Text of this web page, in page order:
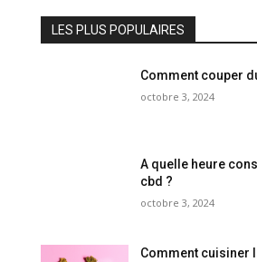
LES PLUS POPULAIRES
Comment couper
octobre 3, 2024
A quelle heure
cbd ?
octobre 3, 2024
Comment cuisiner